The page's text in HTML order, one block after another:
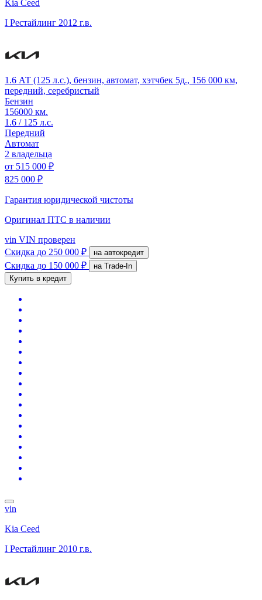
Kia Ceed
I Рестайлинг 2012 г.в.
1.6 АТ (125 л.с.), бензин, автомат, хэтчбек 5д., 156 000 км,
передний, серебристый
Бензин
156000 км.
1.6 / 125 л.с.
Передний
Автомат
2 владельца
от 515 000 ₽
825 000 ₽
Гарантия юридической чистоты
Оригинал ПТС в наличии
vin VIN проверен
Скидка до 250 000 ₽ на автокредит
Скидка до 150 000 ₽
на Trade-In
Купить в кредит
vin
Kia Ceed
I Рестайлинг 2010 г.в.